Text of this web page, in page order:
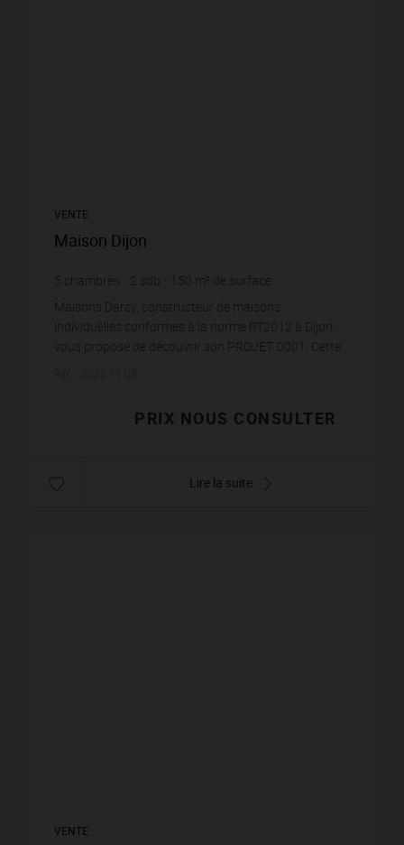
VENTE
Maison Dijon
5 chambres 2 sdb 150 m² de surface
Maisons Darcy, constructeur de maisons
individuelles conformes à la norme RT2012 à Dijon,
vous propose de découvrir son PROJET D001. Cette
PRIX NOUS CONSULTER
Lire la suite
VENTE